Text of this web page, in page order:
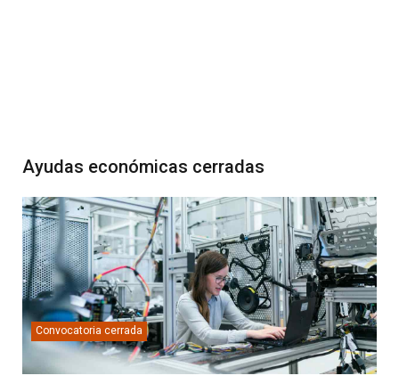
Ayudas económicas cerradas
Convocatoria cerrada